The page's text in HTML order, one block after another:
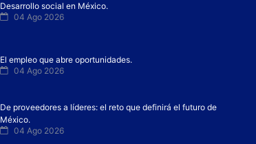
Desarrollo social en México.
04 Ago 2026
El empleo que abre oportunidades.
04 Ago 2026
De proveedores a líderes: el reto que definirá el futuro de
México.
04 Ago 2026